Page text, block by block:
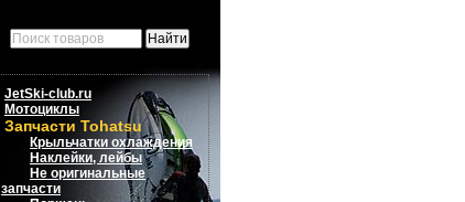
JetSki-club.ru
Мотоциклы
Запчасти Tohatsu
Крыльчатки охлаждения
Наклейки, лейбы
Не оригинальные
запчасти